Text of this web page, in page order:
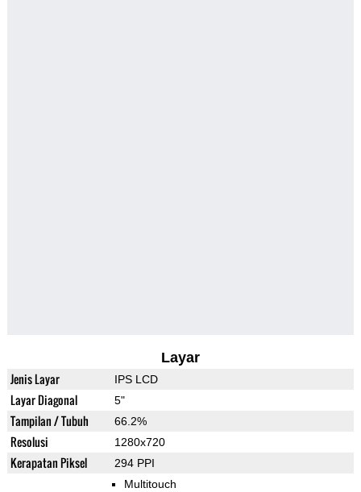
Layar
Jenis Layar IPS LCD
Layar Diagonal 5"
Tampilan / Tubuh 66.2%
Resolusi 1280x720
Kerapatan Piksel 294 PPI
Multitouch